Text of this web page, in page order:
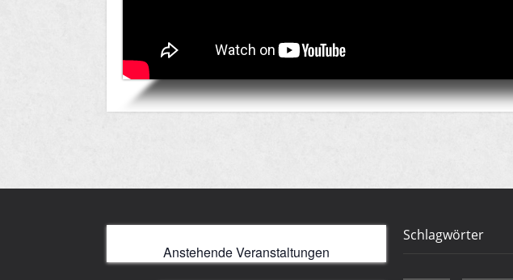
Anstehende Veranstaltungen
Schlagwörter